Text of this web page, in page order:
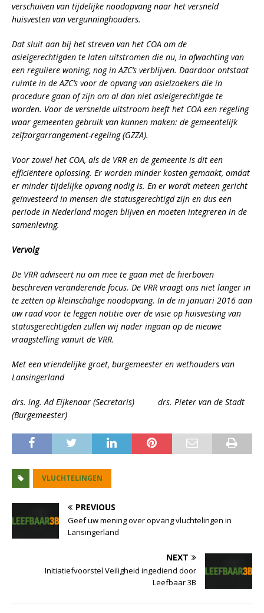
verschuiven van tijdelijke noodopvang naar het versneld
huisvesten van vergunninghouders.
Dat sluit aan bij het streven van het COA om de
asielgerechtigden te laten uitstromen die nu, in afwachting van
een reguliere woning, nog in AZC’s verblijven. Daardoor ontstaat
ruimte in de AZC’s voor de opvang van asielzoekers die in
procedure gaan of zijn om al dan niet asielgerechtigde te
worden. Voor de versnelde uitstroom heeft het COA een regeling
waar gemeenten gebruik van kunnen maken: de gemeentelijk
zelfzorgarrangement-regeling (GZZA).
Voor zowel het COA, als de VRR en de gemeente is dit een
efficiëntere oplossing. Er worden minder kosten gemaakt, omdat
er minder tijdelijke opvang nodig is. En er wordt meteen gericht
geïnvesteerd in mensen die statusgerechtigd zijn en dus een
periode in Nederland mogen blijven en moeten integreren in de
samenleving.
Vervolg
De VRR adviseert nu om mee te gaan met de hierboven
beschreven veranderende focus. De VRR vraagt ons niet langer in
te zetten op kleinschalige noodopvang. In de in januari 2016 aan
uw raad voor te leggen notitie over de visie op huisvesting van
statusgerechtigden zullen wij nader ingaan op de nieuwe
vraagstelling vanuit de VRR.
Met een vriendelijke groet, burgemeester en wethouders van
Lansingerland
drs. ing. Ad Eijkenaar (Secretaris) drs. Pieter van de Stadt
(Burgemeester)
VLUCHTELINGEN
PREVIOUS
Geef uw mening over opvang vluchtelingen in
Lansingerland
NEXT
Initiatiefvoorstel Veiligheid ingediend door
Leefbaar 3B